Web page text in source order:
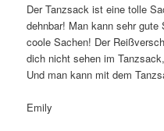
Der Tanzsack ist eine tolle
dehnbar! Man kann sehr
coole Sachen! Der
dich nicht sehen im
Und man kann mit dem
Emily